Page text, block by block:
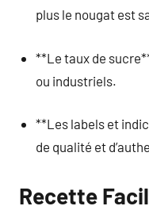
plus le nougat est
**Le taux de
ou industriels.
**Les labels et
de qualité et
Recette